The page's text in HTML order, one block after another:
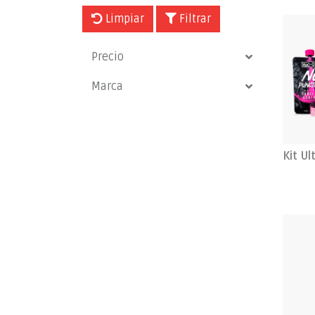
Limpiar Filtrar
Precio
Marca